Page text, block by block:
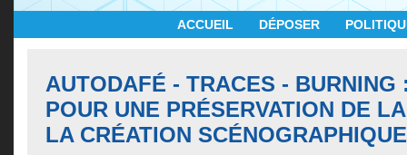
ACCUEIL DÉPOSER
AUTODAFÉ - TRACES - BURNING
POUR UNE PRÉSERVATION DE
LA CRÉATION